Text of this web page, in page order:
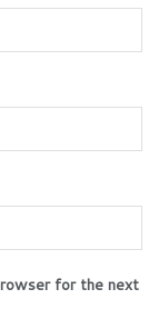
for the next